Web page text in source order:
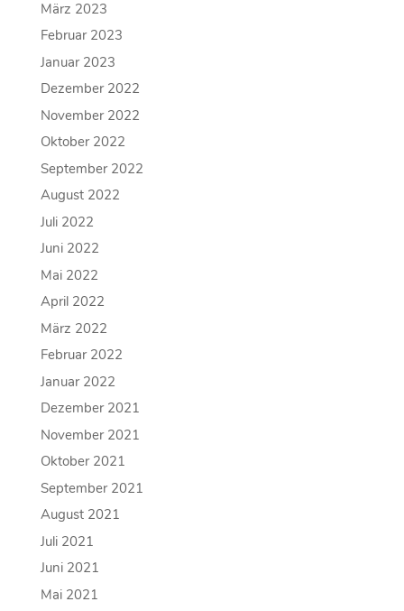
März 2023
Februar 2023
Januar 2023
Dezember 2022
November 2022
Oktober 2022
September 2022
August 2022
Juli 2022
Juni 2022
Mai 2022
April 2022
März 2022
Februar 2022
Januar 2022
Dezember 2021
November 2021
Oktober 2021
September 2021
August 2021
Juli 2021
Juni 2021
Mai 2021